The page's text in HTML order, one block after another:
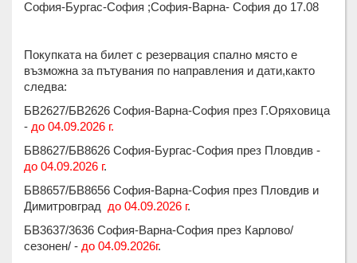
София-Бургас-София ;София-Варна- София до 17.08
Покупката на билет с резервация спално място е
възможна за пътувания по направления и дати,както
следва:
БВ2627/БВ2626 София-Варна-София през Г.Оряховица
- до 04.09.2026 г.
БВ8627/БВ8626 София-Бургас-София през Пловдив -
до 04.09.2026 г.
БВ8657/БВ8656 София-Варна-София през Пловдив и
Димитровград до 04.09.2026 г.
БВ3637/3636 София-Варна-София през Карлово/
сезонен/ - до 04.09.2026г.